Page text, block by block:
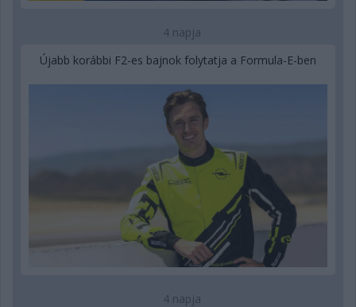
4 napja
Újabb korábbi F2-es bajnok folytatja a Formula-E-ben
4 napja